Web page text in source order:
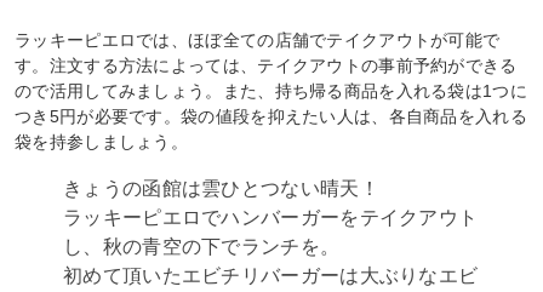
ラッキーピエロでは、ほぼ全ての店舗でテイクアウトが可能で
す。注文する方法によっては、テイクアウトの事前予約ができる
ので活用してみましょう。また、持ち帰る商品を入れる袋は1つに
つき5円が必要です。袋の値段を抑えたい人は、各自商品を入れる
袋を持参しましょう。
きょうの函館は雲ひとつない晴天！
ラッキーピエロでハンバーガーをテイクアウト
し、秋の青空の下でランチを。
初めて頂いたエビチリバーガーは大ぶりなエビ